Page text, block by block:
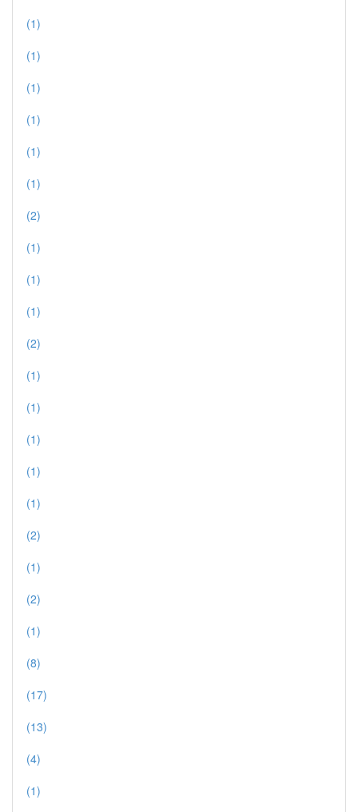
(1)
(1)
(1)
(1)
(1)
(1)
(2)
(1)
(1)
(1)
(2)
(1)
(1)
(1)
(1)
(1)
(2)
(1)
(2)
(1)
(8)
(17)
(13)
(4)
(1)